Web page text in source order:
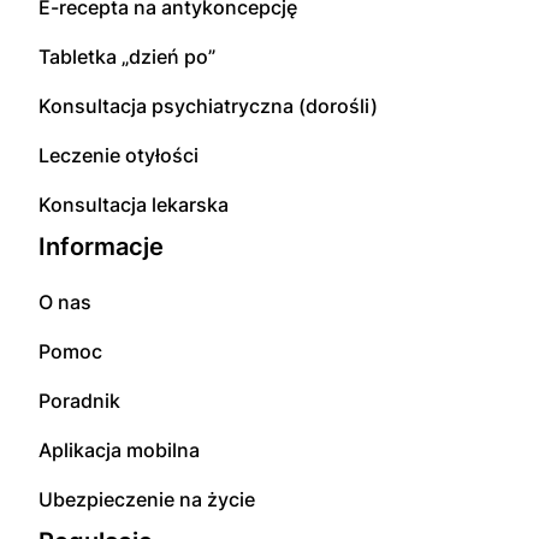
E-recepta na antykoncepcję
Tabletka „dzień po”
Konsultacja psychiatryczna (dorośli)
Leczenie otyłości
Konsultacja lekarska
Informacje
O nas
Pomoc
Poradnik
Aplikacja mobilna
Ubezpieczenie na życie